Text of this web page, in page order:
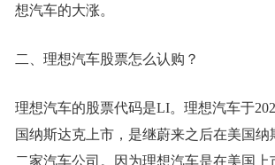
想汽车的大涨。
二、理想汽车股票怎么认购？
理想汽车的股票代码是LI。理想汽车于
国纳斯达克上市，是继蔚来之后在美国纳
二家汽车公司。因为理想汽车是在美国上